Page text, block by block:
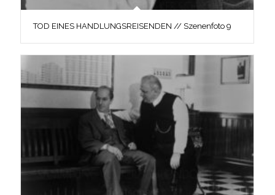
TOD EINES HANDLUNGSREISENDEN // Szenenfoto 9